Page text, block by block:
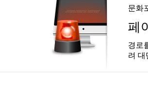
문화
페
경로
려 대